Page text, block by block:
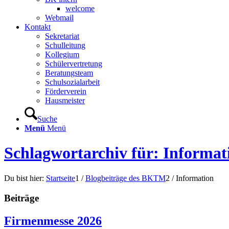
welcome
Webmail
Kontakt
Sekretariat
Schulleitung
Kollegium
Schülervertretung
Beratungsteam
Schulsozialarbeit
Förderverein
Hausmeister
Suche
Menü Menü
Schlagwortarchiv für:
Du bist hier: Startseite1 / Blogbeiträge des BKTM2 / Information
Beiträge
Firmenmesse 2026